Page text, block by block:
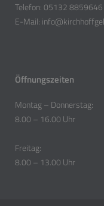
Telefon: 05132 8859646
E-Mail:
Öffnungszeiten
Montag – Donnerstag:
8.00 – 16.00 Uhr
Freitag:
8.00 – 13.00 Uhr